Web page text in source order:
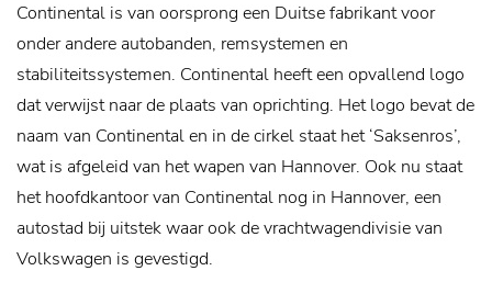
Continental is van oorsprong een Duitse fabrikant voor
onder andere autobanden, remsystemen en
stabiliteitssystemen. Continental heeft een opvallend logo
dat verwijst naar de plaats van oprichting. Het logo bevat de
naam van Continental en in de cirkel staat het ‘Saksenros’,
wat is afgeleid van het wapen van Hannover. Ook nu staat
het hoofdkantoor van Continental nog in Hannover, een
autostad bij uitstek waar ook de vrachtwagendivisie van
Volkswagen is gevestigd.